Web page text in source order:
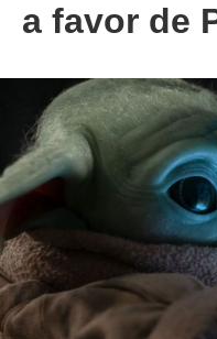
a favor de